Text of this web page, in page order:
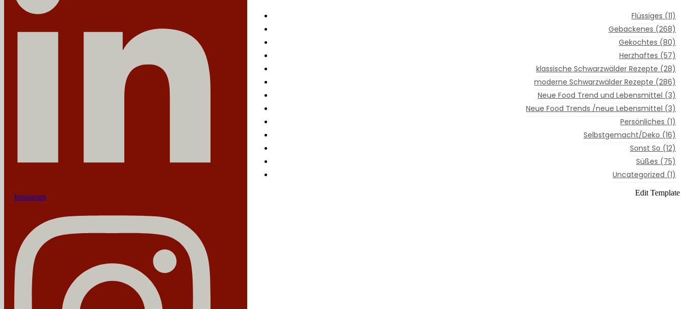
Instagram
Flüssiges (11)
Gebackenes (268)
Gekochtes (80)
Herzhaftes (57)
klassische Schwarzwälder Rezepte (28)
moderne Schwarzwälder Rezepte (286)
Neue Food Trend und Lebensmittel (3)
Neue Food Trends /neue Lebensmittel (3)
Persönliches (1)
Selbstgemacht/Deko (16)
Sonst So (12)
Süßes (75)
Uncategorized (1)
Edit Template